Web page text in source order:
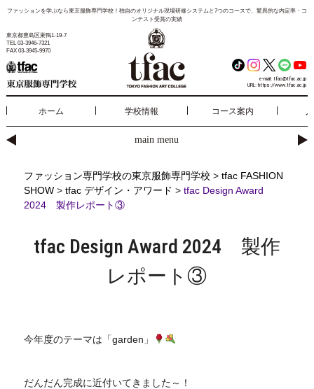
ファッションを学ぶなら東京服飾専門学校！独自のオリジナル現場研修システムと7つのコースで、驚異的な内定率・コ
ンテスト受賞の実績
東京都豊島区巣鴨1-19-7
TEL 03-3946-7321
FAX 03-3945-9970
e-mail: tfac@tfac.ac.jp
URL: https://www.tfac.ac.jp
ホーム 学校情報 コース案内
main menu
ファッション専門学校の東京服飾専門学校 > tfac FASHION
SHOW> tfac デザイン・アワード > tfac Design Award
2024 製作レポート③
tfac Design Award 2024 製作
レポート③
今年度のテーマは「garden」
だんだん完成に近付いてきました～！